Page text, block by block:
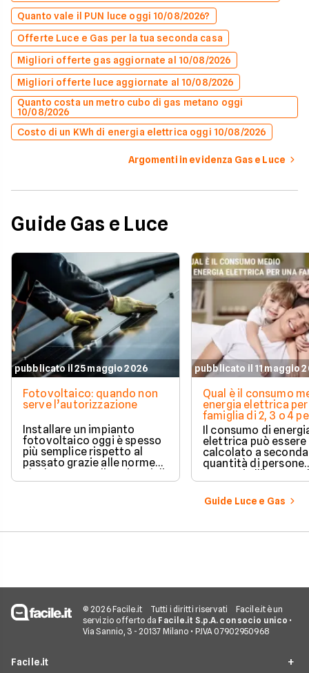
Quanto vale il PUN luce oggi 10/08/2026?
Offerte Luce e Gas per la tua seconda casa
Migliori offerte gas aggiornate al 10/08/2026
Migliori offerte luce aggiornate al 10/08/2026
Quanto costa un metro cubo di gas metano oggi
10/08/2026
Costo di un KWh di energia elettrica oggi 10/08/2026
Argomenti in evidenza Gas e Luce
Guide Gas e Luce
pubblicato il 25 maggio 2026
Fotovoltaico: quando non
serve l’autorizzazione
Installare un impianto
fotovoltaico oggi è spesso
più semplice rispetto al
passato grazie alle norme
che hanno ampliato i casi di
edilizia libera.
pubblicato il 11 maggio
Qual è il consumo
energia elettrica per
famiglia di 2, 3 o 4
Il consumo di
elettrica può essere
calcolato a
quantità di persone
presenti all'interno
determinato
numerosi i fattori
influenzano questo
considerazione per
Guide Luce e Gas
© 2026 Facile.it Tutti i diritti riservati
Facile.it è un
servizio offerto da Facile.it S.p.A. con socio unico •
Via Sannio, 3 - 20137 Milano • P.IVA 07902950968
Facile.it